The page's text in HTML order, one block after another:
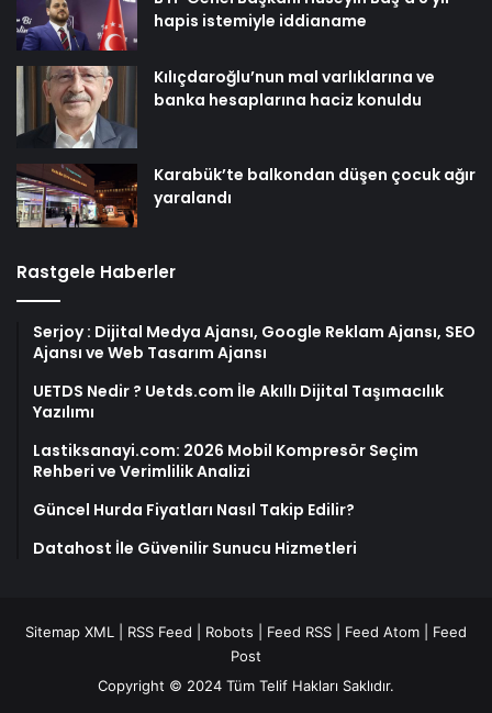
hapis istemiyle iddianame
Kılıçdaroğlu’nun mal varlıklarına ve
banka hesaplarına haciz konuldu
Karabük’te balkondan düşen çocuk ağır
yaralandı
Rastgele Haberler
Serjoy : Dijital Medya Ajansı, Google Reklam Ajansı, SEO
Ajansı ve Web Tasarım Ajansı
UETDS Nedir ? Uetds.com İle Akıllı Dijital Taşımacılık
Yazılımı
Lastiksanayi.com: 2026 Mobil Kompresör Seçim
Rehberi ve Verimlilik Analizi
Güncel Hurda Fiyatları Nasıl Takip Edilir?
Datahost İle Güvenilir Sunucu Hizmetleri
Sitemap XML RSS Feed Robots Feed RSS Feed Atom
Feed
Post
Copyright © 2024 Tüm Telif Hakları Saklıdır.